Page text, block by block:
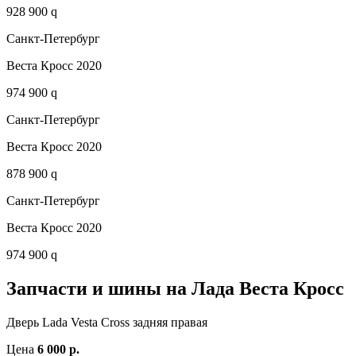
928 900 q
Санкт-Петербург
Веста Кросс 2020
974 900 q
Санкт-Петербург
Веста Кросс 2020
878 900 q
Санкт-Петербург
Веста Кросс 2020
974 900 q
Запчасти и шины на Лада Веста Кросс
Дверь Lada Vesta Cross задняя правая
Цена 6 000 р.